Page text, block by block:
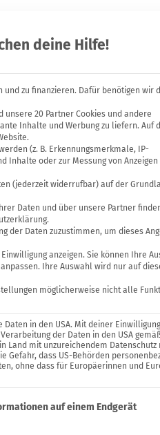
Ist sie
deine Hilfe!
und zu finanzieren. Dafür benötigen wir
20 Partner Cookies und andere
Inhalte und Werbung zu liefern. Auf
(z. B. Erkennungsmerkmale, IP-
Inhalte oder zur Messung von Anzeigen
(jederzeit widerrufbar) auf der
Daten und über unsere Partner
der Daten zuzustimmen, um dieses
anzeigen. Sie können Ihre
Ihre Auswahl wird nur auf
möglicherweise nicht alle
in den USA. Mit deiner
der Daten in den USA
Land mit unzureichendem Datenschutz
Gefahr, dass US-Behörden
ohne dass für Europäerinnen und
Zwecke des IAB
auf einem Endgerät